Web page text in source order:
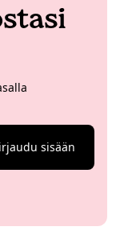
sisään